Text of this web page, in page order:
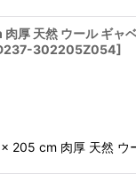
天然 ウール ギャ
302205Z054]
205 cm 肉厚 天然 ウ